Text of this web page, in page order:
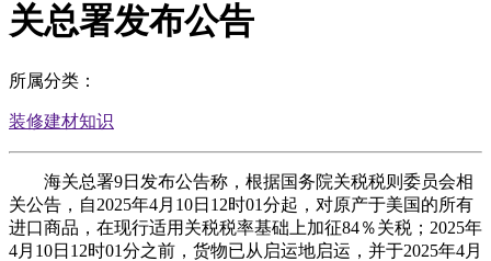
关总署发布公告
所属分类：
装修建材知识
海关总署9日发布公告称，根据国务院关税税则委员会相
关公告，自2025年4月10日12时01分起，对原产于美国的所有
进口商品，在现行适用关税税率基础上加征84％关税；2025年
4月10日12时01分之前，货物已从启运地启运，并于2025年4月